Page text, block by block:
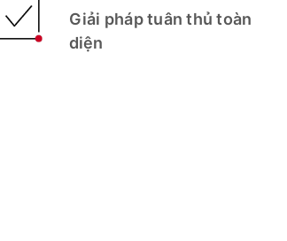
Giải pháp tuân thủ toàn
diện